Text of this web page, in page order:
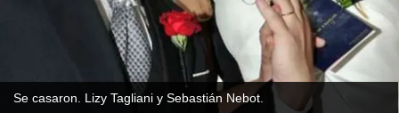
Se casaron. Lizy Tagliani y Sebastián Nebot.